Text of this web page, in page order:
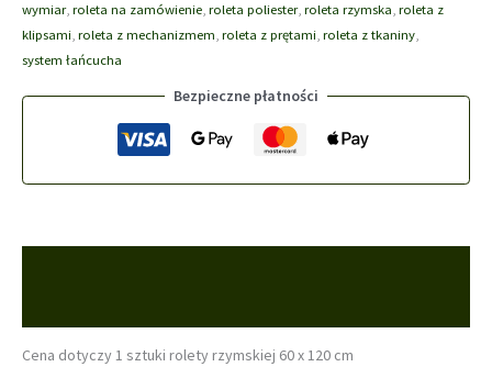
60x120
wymiar, roleta na zamówienie, roleta poliester, roleta rzymska, roleta z
klipsami, roleta z mechanizmem, roleta z prętami, roleta z tkaniny,
system łańcucha
Bezpieczne płatności
Cena dotyczy 1 sztuki rolety rzymskiej 60 x 120 cm